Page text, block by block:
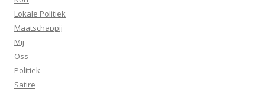
Lokale Politiek
Maatschappij
Mij
Oss
Politiek
Satire